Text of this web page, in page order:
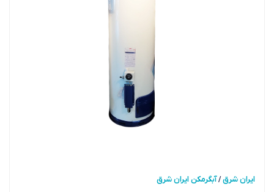
ایران شرق/آبگرمکن ایران شرق